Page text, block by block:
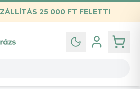
25 000 FT FELETT!